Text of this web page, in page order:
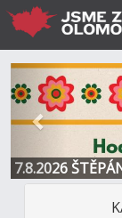
7.8.2026
Předchozí